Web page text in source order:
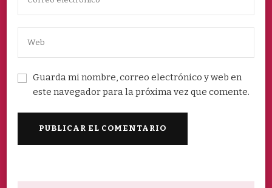
Guarda mi nombre, correo electrónico y web en
este navegador para la próxima vez que comente.